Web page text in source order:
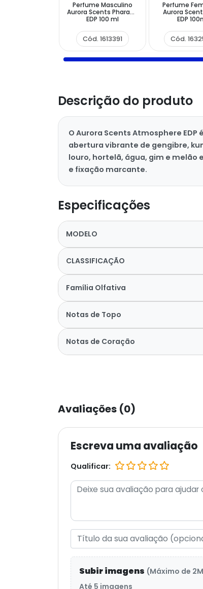
Perfume Masculino
Aurora Scents Pharaoh
EDP 100 ml
Cód. 1613391
Perfume
Aurora
EDP
Cód.
Descrição do produto
O Aurora Scents Atmosphere
abertura vibrante de gengibre,
louro, hortelã, água, gim e melão
e fixação marcante.
Especificações
MODELO
CLASSIFICAÇÃO
Família Olfativa
Notas de Topo
Notas de Coração
Avaliações (0)
Escreva uma avaliação
Qualificar:
Subir imagens (Máximo de
Até 5 imagens